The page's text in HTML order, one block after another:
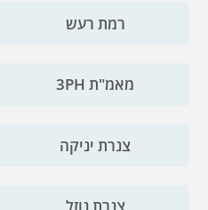
רמת רעש
מאמ"ת 3PH
צנרת יניקה